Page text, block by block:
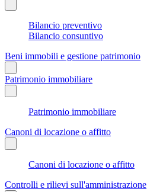
Bilancio preventivo
Bilancio consuntivo
Beni immobili e gestione patrimonio
Patrimonio immobiliare
Patrimonio immobiliare
Canoni di locazione o affitto
Canoni di locazione o affitto
Controlli e rilievi sull'amministrazione